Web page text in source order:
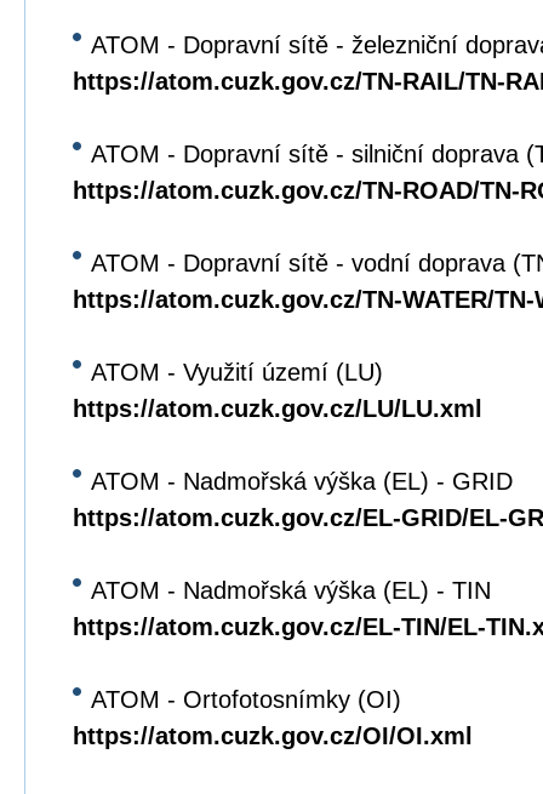
ATOM - Dopravní sítě - železniční
https://atom.cuzk.gov.cz/TN-RAIL/TN-
ATOM - Dopravní sítě - silniční doprava
https://atom.cuzk.gov.cz/TN-ROAD/TN-
ATOM - Dopravní sítě - vodní doprava
https://atom.cuzk.gov.cz/TN-WATER/TN-
ATOM - Využití území (LU)
https://atom.cuzk.gov.cz/LU/LU.xml
ATOM - Nadmořská výška (EL) - GRID
https://atom.cuzk.gov.cz/EL-GRID/EL-
ATOM - Nadmořská výška (EL) - TIN
https://atom.cuzk.gov.cz/EL-TIN/EL-
ATOM - Ortofotosnímky (OI)
https://atom.cuzk.gov.cz/OI/OI.xml